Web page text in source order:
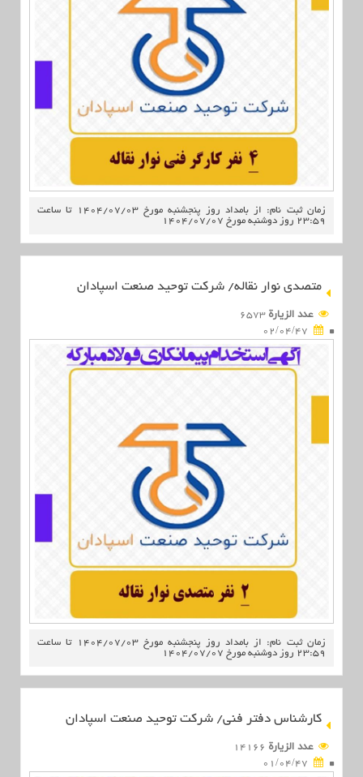
زمان ثبت نام: از بامداد روز پنجشنبه مورخ 1404/07/03 تا ساعت
23:59 روز دوشنبه مورخ 1404/07/07
متصدی نوار نقاله/ شرکت توحید صنعت اسپادان
عدد الزیارة 6573
02/04/47
زمان ثبت نام: از بامداد روز پنجشنبه مورخ 1404/07/03 تا ساعت
23:59 روز دوشنبه مورخ 1404/07/07
کارشناس دفتر فنی/ شرکت توحید صنعت اسپادان
عدد الزیارة 14166
01/04/47